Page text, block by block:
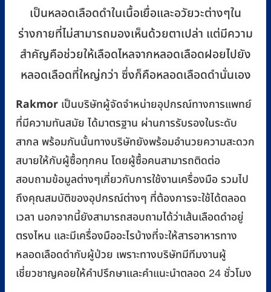
เป็นหลอดเลือดดำในเนื้อเยื่อและอวัยวะต่างๆใน
ร่างกายที่ไม่สามารถมองเห็นด้วยตาเปล่า แต่มีความ
สำคัญคือช่วยให้เลือดไหลจากหลอดเลือดฝอยไปยัง
หลอดเลือดที่ใหญ่กว่า ซึ่งก็คือหลอดเลือดดำนั่นเอง
Rakmor เป็นบริษัทผู้จัดจำหน่ายอุปกรณ์ทางการแพทย์
ที่มีความทันสมัย ได้มาตรฐาน ผ่านการรับรองในระดับ
สากล พร้อมกันนั้นทางบริษัทยังพร้อมอำนวยความสะดวก
สบายให้กับผู้ซื้อทุกคน โดยผู้ซื้อคนสามารถติดต่อ
สอบถามข้อมูลต่างๆเกี่ยวกับการใช้งานเครื่องมือ รวมไป
ถึงคุณสมบัติของอุปกรณ์ต่างๆ ที่ต้องการจะใช้ได้ตลอด
เวลา นอกจากนี้ยังสามารถสอบถามได้ว่าเส้นเลือดดำอยู่
ตรงไหน และมีเครื่องมืออะไรบ้างที่จะให้สารอาหารทาง
หลอดเลือดดำกับผู้ป่วย เพราะทางบริษัทมีทีมงานผู้
เชี่ยวชาญคอยให้คำปรึกษาและคำแนะนำตลอด 24 ชั่วโมง